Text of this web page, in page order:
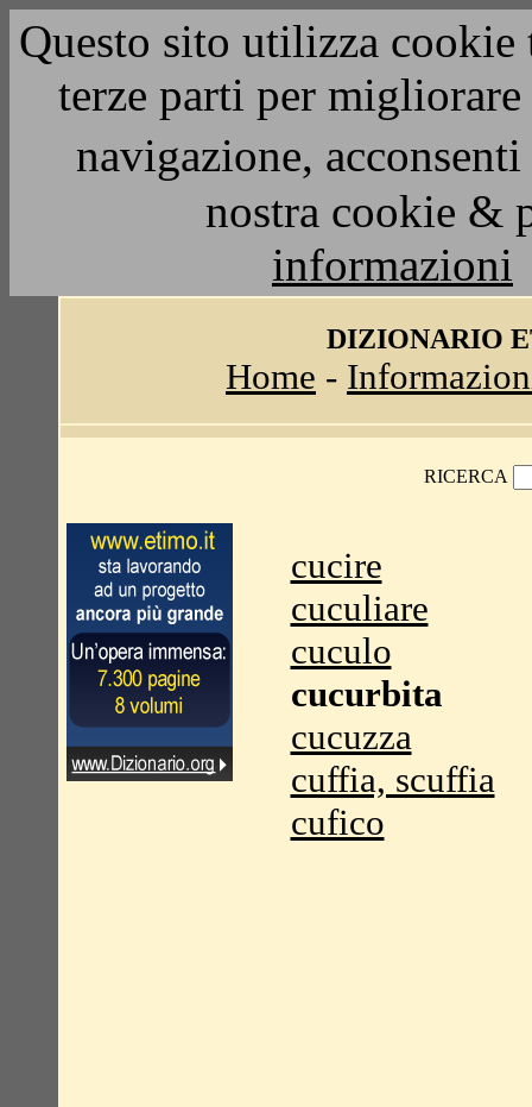
Questo sito utilizza
terze parti per
navigazione,
nostra cookie &
informazioni
DIZIONARIO
Home -
RICERCA
cucire
cuculiare
cuculo
cucurbita
cucuzza
cuffia, scuffia
cufico